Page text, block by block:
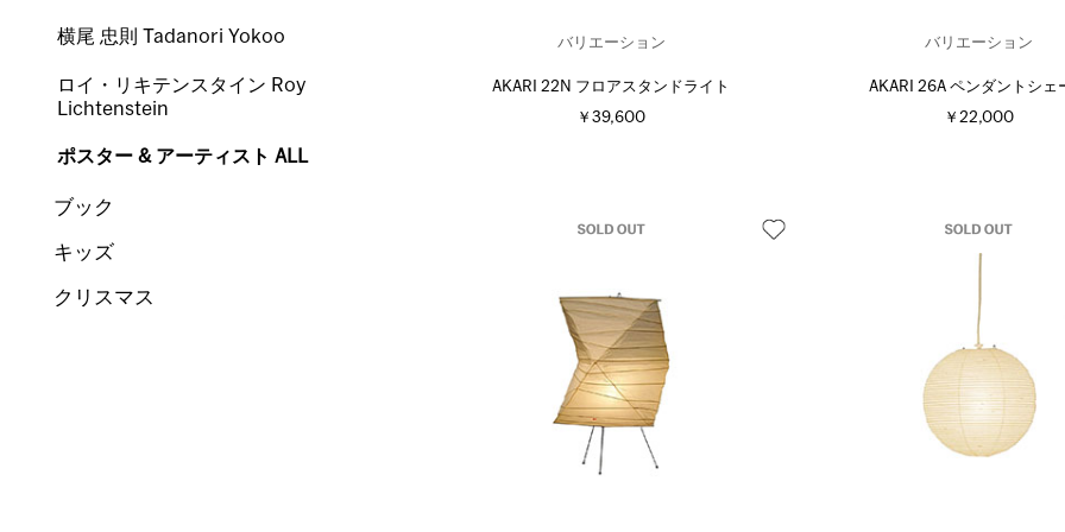
バリエーション
AKARI 22N フロアスタンドライト
￥39,600
バリエーション
AKARI 26A ペンダントシェ
￥22,000
横尾 忠則 Tadanori Yokoo
ロイ・リキテンスタイン Roy
Lichtenstein
ポスター & アーティスト ALL
ブック
キッズ
クリスマス